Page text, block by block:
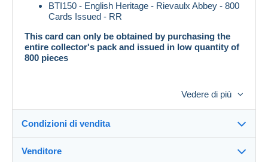
BTI150 - English Heritage - Rievaulx Abbey - 800
Cards Issued - RR
This card can only be obtained by purchasing the
entire collector's pack and issued in low quantity of
800 pieces
The other cards in the attractive folder are
BTA103 - 50u - Audley End House
BTC104 - 50u - Battle Abbey
BTC105 - 50u - Carisbrooke Castle
BTC106 - 50u - Dover Castle
BTC107 - 50u - Hadrian's Wall
Vedere di più
Condizioni di vendita
Venditore